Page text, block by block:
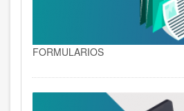
FORMULARIOS